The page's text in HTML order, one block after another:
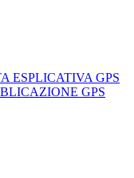
ESPLICATIVA GPS
GPS